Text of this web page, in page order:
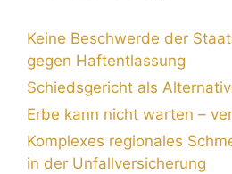
Keine Beschwerde der
gegen Haftentlassung
Schiedsgericht als
Erbe kann nicht warten –
Komplexes regionales
in der Unfallversicherung